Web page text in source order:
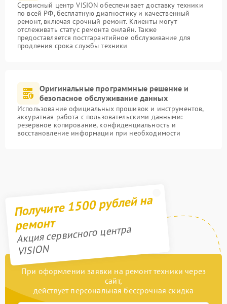
Сервисный центр VISION обеспечивает доставку техники
по всей РФ, бесплатную диагностику и качественный
ремонт, включая срочный ремонт. Клиенты могут
отслеживать статус ремонта онлайн. Также
предоставляется постгарантийное обслуживание для
продления срока службы техники
Оригинальные программные решение и
безопасное обслуживание данных
Использование официальных прошивок и инструментов,
аккуратная работа с пользовательскими данными:
резервное копирование, конфиденциальность и
восстановление информации при необходимости
Получите 1500 рублей на
ремонт
Акция сервисного центра
VISION
При оформлении заявки на ремонт техники через
сайт,
действует персональная бессрочная скидка